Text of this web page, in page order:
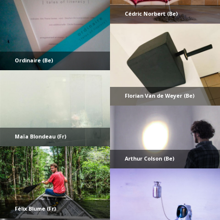
Cédric Norbert (Be)
Ordinaire (Be)
Florian Van de Weyer (Be)
Maïa Blondeau (Fr)
Arthur Colson (Be)
Félix Blume (Fr)